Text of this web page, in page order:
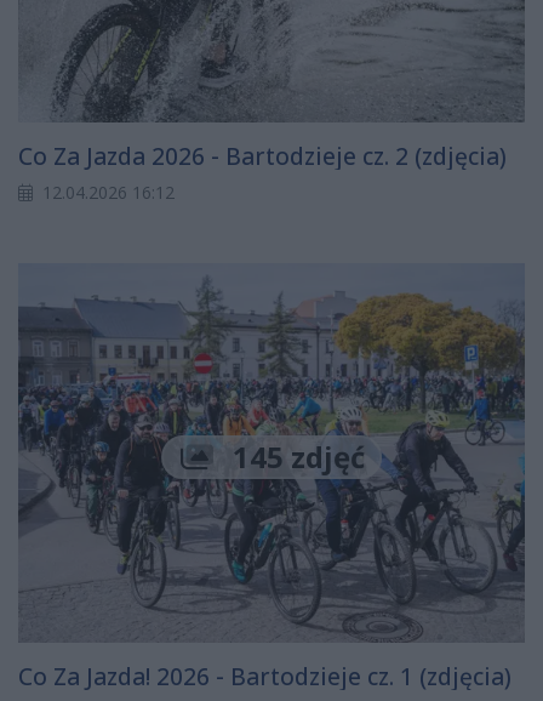
Co Za Jazda 2026 - Bartodzieje cz. 2 (zdjęcia)
12.04.2026 16:12
145 zdjęć
Co Za Jazda! 2026 - Bartodzieje cz. 1 (zdjęcia)